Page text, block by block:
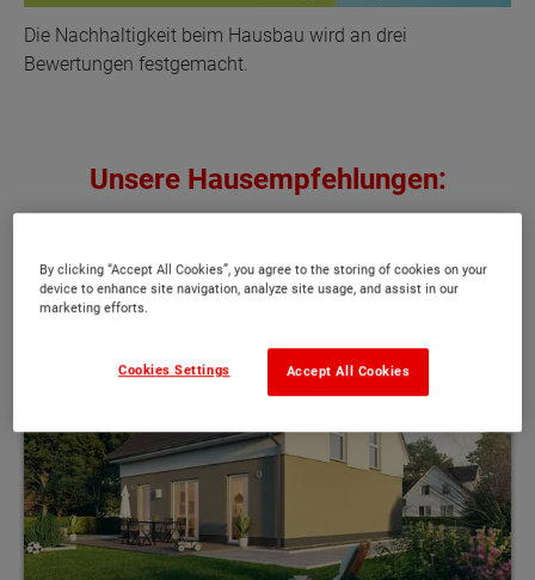
Die Nachhaltigkeit beim Hausbau wird an drei
Bewertungen festgemacht.
Unsere Hausempfehlungen:
By clicking “Accept All Cookies”, you agree to the storing of cookies on your
device to enhance site navigation, analyze site usage, and assist in our
marketing efforts.
Accept All Cookies
Cookies Settings